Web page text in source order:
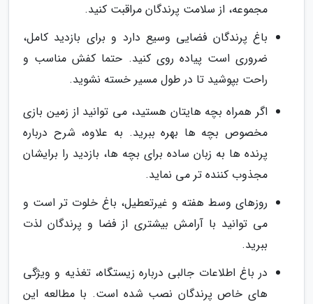
مجموعه، از سلامت پرندگان مراقبت کنید.
باغ پرندگان فضایی وسیع دارد و برای بازدید کامل،
ضروری است پیاده روی کنید. حتما کفش مناسب و
راحت بپوشید تا در طول مسیر خسته نشوید.
اگر همراه بچه هایتان هستید، می توانید از زمین بازی
مخصوص بچه ها بهره ببرید. به علاوه، شرح درباره
پرنده ها به زبان ساده برای بچه ها، بازدید را برایشان
مجذوب کننده تر می نماید.
روزهای وسط هفته و غیرتعطیل، باغ خلوت تر است و
می توانید با آرامش بیشتری از فضا و پرندگان لذت
ببرید.
در باغ اطلاعات جالبی درباره زیستگاه، تغذیه و ویژگی
های خاص پرندگان نصب شده است. با مطالعه این